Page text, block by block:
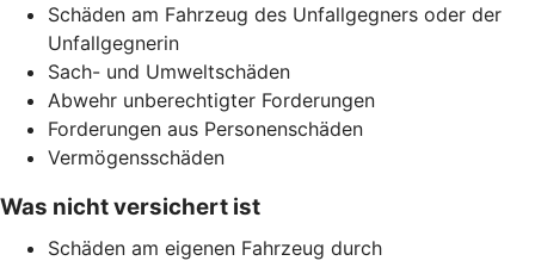
Schäden am Fahrzeug des Unfallgegners oder der
Unfallgegnerin
Sach- und Umweltschäden
Abwehr unberechtigter Forderungen
Forderungen aus Personenschäden
Vermögensschäden
Was nicht versichert ist
Schäden am eigenen Fahrzeug durch